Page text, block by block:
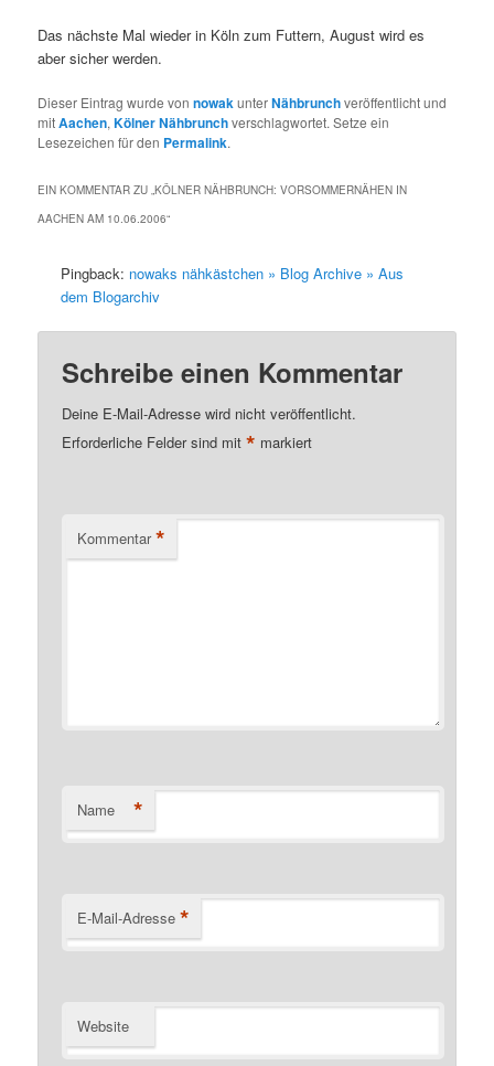
Das nächste Mal wieder in Köln zum Futtern, August wird es
aber sicher werden.
Dieser Eintrag wurde vonnowakunterNähbrunchveröffentlicht und
mitAachen,Kölner Nähbrunchverschlagwortet. Setze ein
Lesezeichen für den Permalink.
EIN KOMMENTAR ZU „KÖLNER NÄHBRUNCH: VORSOMMERNÄHEN IN
AACHEN AM 10.06.2006“
Pingback: nowaks nähkästchen » Blog Archive » Aus
dem Blogarchiv
Schreibe einen Kommentar
Deine E-Mail-Adresse wird nicht veröffentlicht.
Erforderliche Felder sind mit* markiert
Kommentar *
Name *
E-Mail-Adresse *
Website